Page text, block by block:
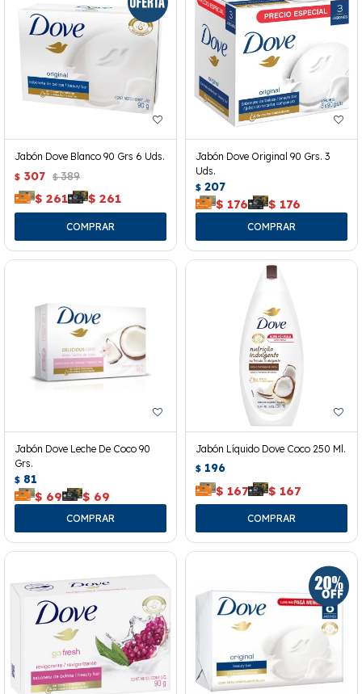
Jabón Dove Blanco 90 Grs 6 Uds.
$ 307 $ 389
$ 261 $ 261
Jabón Dove Original 90 Grs. 3
Uds.
$ 207
$ 176 $ 176
Jabón Dove Leche De Coco 90
Grs.
$ 81
$ 69 $ 69
Jabón Líquido Dove Coco 250 Ml.
$ 196
$ 167 $ 167